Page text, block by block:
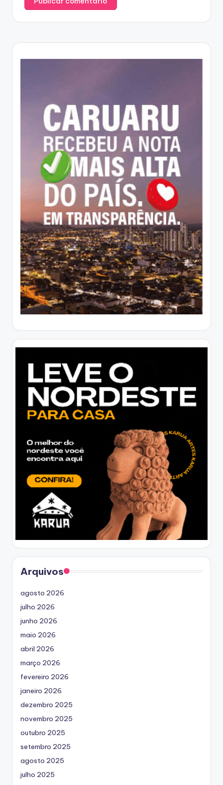
Arquivos
agosto 2026
julho 2026
junho 2026
maio 2026
abril 2026
março 2026
fevereiro 2026
janeiro 2026
dezembro 2025
novembro 2025
outubro 2025
setembro 2025
agosto 2025
julho 2025